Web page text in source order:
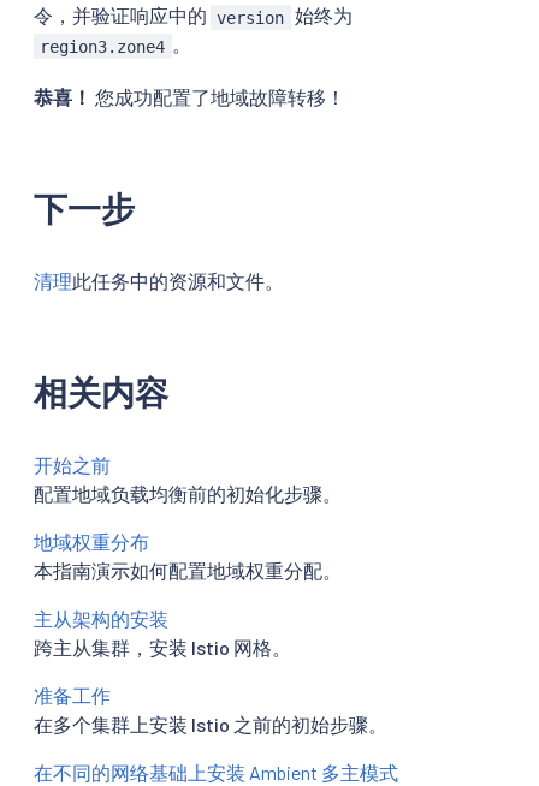
令，并验证响应中的 version 始终为
region3.zone4 。
恭喜！ 您成功配置了地域故障转移！
下一步
清理此任务中的资源和文件。
相关内容
开始之前
配置地域负载均衡前的初始化步骤。
地域权重分布
本指南演示如何配置地域权重分配。
主从架构的安装
跨主从集群，安装 Istio 网格。
准备工作
在多个集群上安装 Istio 之前的初始步骤。
在不同的网络基础上安装 Ambient 多主模式